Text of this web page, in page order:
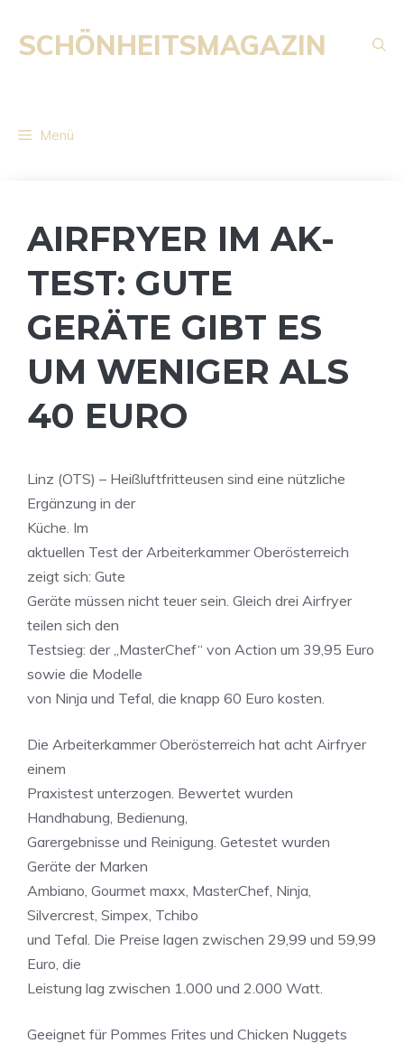
Inhalt
springen
SCHÖNHEITSMAGAZIN
Menü
AIRFRYER IM AK-
TEST: GUTE
GERÄTE GIBT ES
UM WENIGER ALS
40 EURO
Linz (OTS) – Heißluftfritteusen sind eine nützliche
Ergänzung in der
Küche. Im
aktuellen Test der Arbeiterkammer Oberösterreich
zeigt sich: Gute
Geräte müssen nicht teuer sein. Gleich drei Airfryer
teilen sich den
Testsieg: der „MasterChef“ von Action um 39,95 Euro
sowie die Modelle
von Ninja und Tefal, die knapp 60 Euro kosten.
Die Arbeiterkammer Oberösterreich hat acht Airfryer
einem
Praxistest unterzogen. Bewertet wurden
Handhabung, Bedienung,
Garergebnisse und Reinigung. Getestet wurden
Geräte der Marken
Ambiano, Gourmet maxx, MasterChef, Ninja,
Silvercrest, Simpex, Tchibo
und Tefal. Die Preise lagen zwischen 29,99 und 59,99
Euro, die
Leistung lag zwischen 1.000 und 2.000 Watt.
Geeignet für Pommes Frites und Chicken Nuggets